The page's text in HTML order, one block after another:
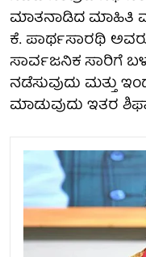
ಮಾತನಾಡಿದ ಮಾಹಿತಿ
ಕೆ. ಪಾರ್ಥಸಾರಥಿ
ಸಾರ್ವಜನಿಕ ಸಾರಿಗೆ
ನಡೆಸುವುದು ಮತ್ತು
ಮಾಡುವುದು ಇತರ